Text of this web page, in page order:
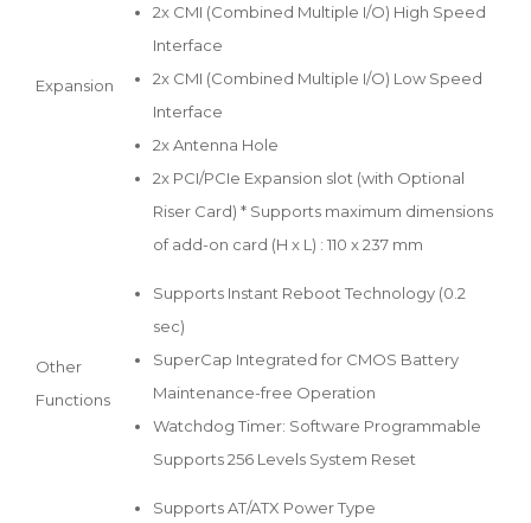
Expansion
2x CMI (Combined Multiple I/O) High Speed
Interface
2x CMI (Combined Multiple I/O) Low Speed
Interface
2x Antenna Hole
2x PCI/PCIe Expansion slot (with Optional
Riser Card) * Supports maximum dimensions
of add-on card (H x L) : 110 x 237 mm
Other
Functions
Supports Instant Reboot Technology (0.2
sec)
SuperCap Integrated for CMOS Battery
Maintenance-free Operation
Watchdog Timer: Software Programmable
Supports 256 Levels System Reset
Supports AT/ATX Power Type